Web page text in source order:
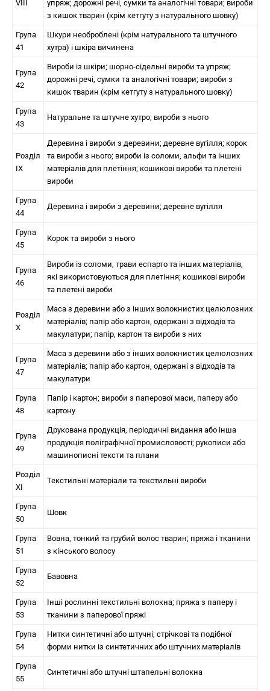
VIII
упряж; дорожні речі, сумки та аналогічні товари; вироби
з кишок тварин (крім кетгуту з натурального шовку)
Група
41
Шкури необроблені (крім натурального та штучного
хутра) і шкіра вичинена
Група
42
Вироби із шкіри; шорно-сідельні вироби та упряж;
дорожні речі, сумки та аналогічні товари; вироби з
кишок тварин (крім кетгуту з натурального шовку)
Група
43
Натуральне та штучне хутро; вироби з нього
Розділ
IX
Деревина і вироби з деревини; деревне вугілля; корок
та вироби з нього; вироби із соломи, альфи та інших
матеріалів для плетіння; кошикові вироби та плетені
вироби
Група
44
Деревина і вироби з деревини; деревне вугілля
Група
45
Корок та вироби з нього
Група
46
Вироби із соломи, трави еспарто та інших матеріалів,
які використовуються для плетіння; кошикові вироби
та плетені вироби
Розділ
X
Маса з деревини або з інших волокнистих целюлозних
матеріалів; папір або картон, одержані з відходів та
макулатури; папір, картон та вироби з них
Група
47
Маса з деревини або з інших волокнистих целюлозних
матеріалів; папір або картон, одержані з відходів та
макулатури
Група
48
Папір і картон; вироби з паперової маси, паперу або
картону
Група
49
Друкована продукція, періодичні видання або інша
продукція поліграфічної промисловості; рукописи або
машинописні тексти та плани
Розділ
XI
Текстильні матеріали та текстильні вироби
Група
50
Шовк
Група
51
Вовна, тонкий та грубий волос тварин; пряжа і тканини
з кінського волосу
Група
52
Бавовна
Група
53
Інші рослинні текстильні волокна; пряжа з паперу і
тканини з паперової пряжі
Група
54
Нитки синтетичні або штучні; стрічкові та подібної
форми нитки із синтетичних або штучних матеріалів
Група
55
Синтетичні або штучні штапельні волокна